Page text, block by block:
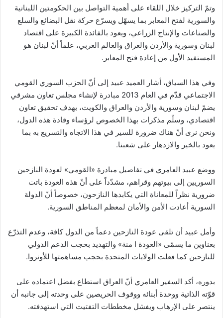
وتمّ التركيز خلال اللقاء على أهمية التواصل بين الحكومتين اللبنانية
والسورية لفتح المعابر بما يسهّل ويسرّع حركة نقل البضائع والسلع
والصناعات والإنتاج الزراعي، ويعود بالفائدة الكبيرة على اقتصاد
لبنان وسورية والأردن والعراق والعالم العربي، علماً أنّ لبنان هو
المستفيد الأول من إعادة فتح المعابر.
وفي هذا السياق، أشار العميد عبيد إلى أنّ الحزب السوري القومي
الاجتماعي قدّم في العام 2013 مبادرة لإنشاء مجلس تعاون مشرقي
يضمّ لبنان وسورية والأردن والعراق والكويت، بهدف تحقيق تعاون
اقتصادي، وسلّم مذكرات بهذا الخصوص لرؤساء وقادة هذه الدول،
ونحن نرى أنّ هناك ضرورة للسير في هذا الاتجاه والتسريع به بما
يعود بالخير والازدهار على شعبنا.
ووضع عبيد العامري في تفاصيل مبادرة «القومي» لعودة النازحين
السوريين إلى بيوتهم وقراهم، مشدّداً على أنّ هذه العودة باتت
ضرورية نظراً للمعاناة التي يكابدها النازحون، خصوصاً أنّ الدولة
السورية أعادت الأمن والأمان لمعظم المناطق السورية.
وأمل عبيد أن تلقى عودة النازحين دعماً من الدول كافة، وعدم التذرّع
بعناوين ما يسمّى «العودة ا منة» والتهديد بحجب الدعم الدولي
للنازحين كما فعلت الولايات المتحدة بحجب مساهمتها للأونروا.
بدوره، أكد السفير العامري أنّ العراق استطاع بفضل اعتماده على
قوّته الذاتية ووحدة أبنائه ووقوف الحريصين على وحدته إلى جانبه أن
ينتصر على الإرهاب ويفشل مخططات التفتيت التي استهدفته.